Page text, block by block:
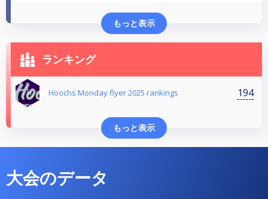
もっと表示
ランキング
Hoochs Monday flyer 2025 rankings 194
もっと表示
大会のデータ